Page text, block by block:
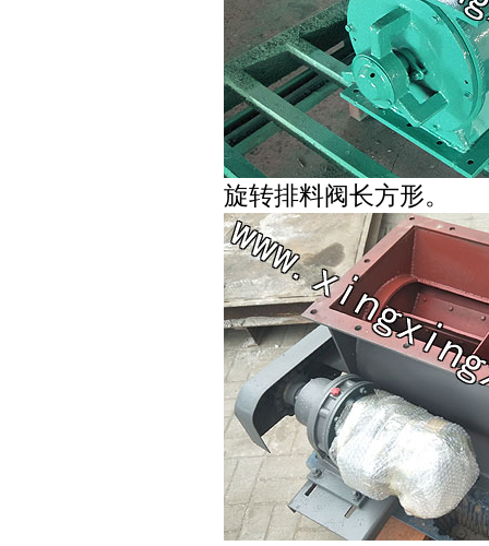
旋转排料阀长方形。